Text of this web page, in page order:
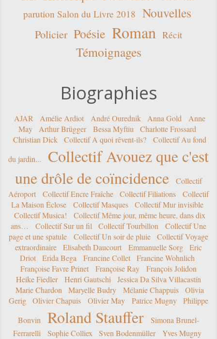
parution Salon du Livre 2018 Nouvelles
Policier Poésie Roman Récit
Témoignages
Biographies
AJAR Amélie Ardiot André Ourednik Anna Gold
Anne
May
Arthur Brügger Bessa Myftiu
Charlotte Frossard
Christian Dick
Collectif A quoi rêvent-ils?
Collectif Au fond
du jardin...
Collectif Avouez que c'est
une drôle de coïncidence
Collectif
Aéroport
Collectif Encre Fraîche Collectif Filiations
Collectif
La Maison Éclose
Collectif Masques
Collectif Mur invisible
Collectif Musica!
Collectif Même jour, même heure, dans dix
ans…
Collectif Sur un fil Collectif Tourbillon
Collectif Une
page et une spatule
Collectif Un soir de pluie
Collectif Voyage
extraordinaire
Elisabeth Daucourt Emmanuelle Sorg
Eric
Driot
Erida Bega Francine Collet
Francine Wohnlich
Françoise Favre Prinet
Françoise Ray
François Jolidon
Heike Fiedler
Henri Gautschi
Jessica Da Silva Villacastín
Marie Chardon
Maryelle Budry Mélanie Chappuis
Olivia
Gerig
Olivier Chapuis Olivier May Patrice Mugny
Philippe
Bonvin
Roland Stauffer
Simona Brunel-
Ferrarelli
Sophie Colliex Sven Bodenmüller Yves Mugny